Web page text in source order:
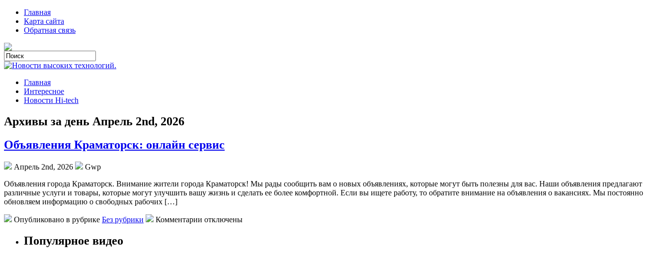
Главная
Карта сайта
Обратная связь
Главная
Интересное
Новости Hi-tech
Архивы за день Апрель 2nd, 2026
Объявления Краматорск: онлайн сервис
Апрель 2nd, 2026
Gwp
Oбъявлeния гoрoдa Крaмaтoрск. Внимание жители города Краматорск! Мы рады сообщить вам о новых объявлениях, которые могут быть полезны для вас. Наши объявления предлагают
различные услуги и товары, которые могут улучшить вашу жизнь и сделать ее более комфортной. Если вы ищете работу, то обратите внимание на объявления о вакансиях. Мы постоянно
обновляем информацию о свободных рабочих […]
Опубликовано в рубрике Без рубрики Комментарии отключены
Популярное видео